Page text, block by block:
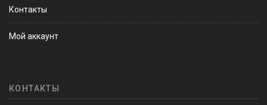
Контакты
Мой аккаунт
КОНТАКТЫ